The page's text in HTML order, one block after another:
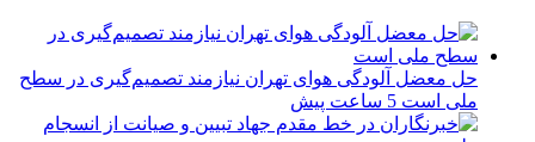
حل معضل آلودگی هوای تهران نیازمند تصمیم‌گیری در سطح
ملی است 5 ساعت پیش